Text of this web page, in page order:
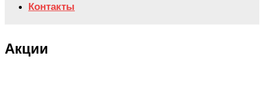
Контакты
Акции